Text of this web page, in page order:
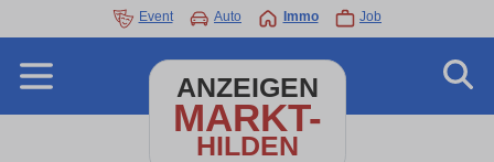
Event Auto Immo Job
ANZEIGEN
MARKT-
HILDEN